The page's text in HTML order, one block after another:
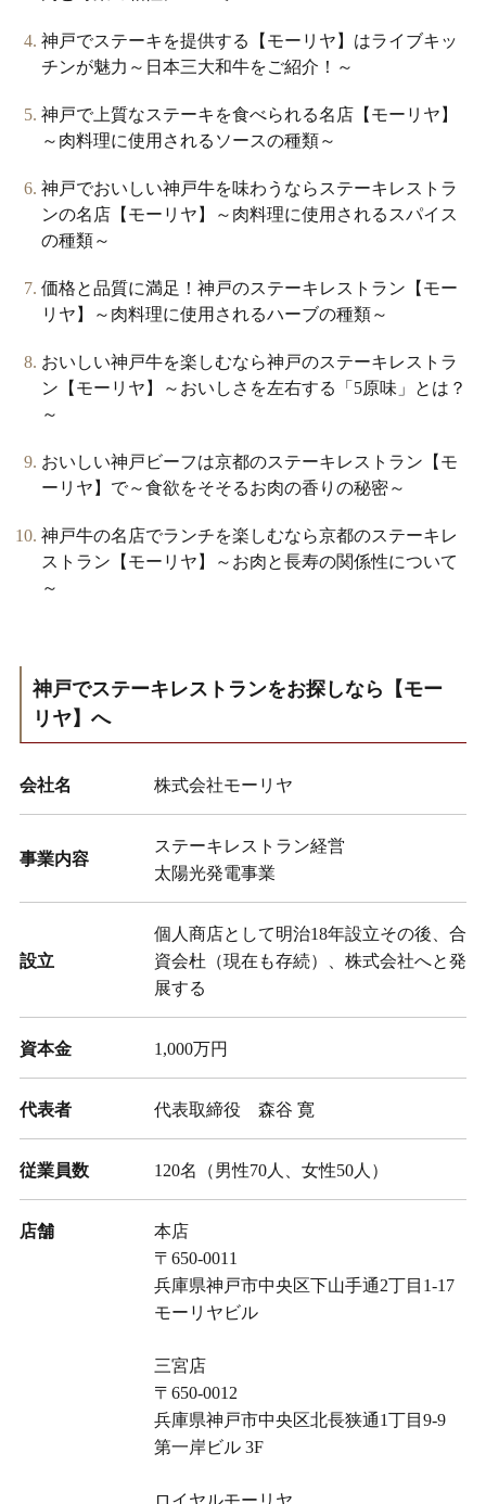
神戸でステーキを提供する【モーリヤ】はライブキッ
チンが魅力～日本三大和牛をご紹介！～
神戸で上質なステーキを食べられる名店【モーリヤ】
～肉料理に使用されるソースの種類～
神戸でおいしい神戸牛を味わうならステーキレストラ
ンの名店【モーリヤ】～肉料理に使用されるスパイス
の種類～
価格と品質に満足！神戸のステーキレストラン【モー
リヤ】～肉料理に使用されるハーブの種類～
おいしい神戸牛を楽しむなら神戸のステーキレストラ
ン【モーリヤ】～おいしさを左右する「5原味」とは？
～
おいしい神戸ビーフは京都のステーキレストラン【モ
ーリヤ】で～食欲をそそるお肉の香りの秘密～
神戸牛の名店でランチを楽しむなら京都のステーキレ
ストラン【モーリヤ】～お肉と長寿の関係性について
～
神戸でステーキレストランをお探しなら【モー
リヤ】へ
会社名 株式会社モーリヤ
事業内容
ステーキレストラン経営
太陽光発電事業
設立
個人商店として明治18年設立その後、合
資会杜（現在も存続）、株式会社へと発
展する
資本金 1,000万円
代表者 代表取締役 森谷 寛
従業員数 120名（男性70人、女性50人）
店舗
本店
〒650-0011
兵庫県神戸市中央区下山手通2丁目1-17
モーリヤビル
三宮店
〒650-0012
兵庫県神戸市中央区北長狭通1丁目9-9
第一岸ビル 3F
ロイヤルモーリヤ